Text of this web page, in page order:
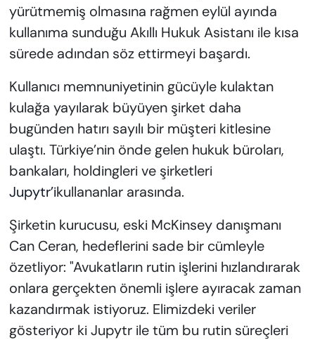
yürütmemiş olmasına rağmen eylül ayında
kullanıma sunduğu Akıllı Hukuk Asistanı ile kısa
sürede adından söz ettirmeyi başardı.
Kullanıcı memnuniyetinin gücüyle kulaktan
kulağa yayılarak büyüyen şirket daha
bugünden hatırı sayılı bir müşteri kitlesine
ulaştı. Türkiye’nin önde gelen hukuk büroları,
bankaları, holdingleri ve şirketleri
Jupytr’ikullananlar arasında.
Şirketin kurucusu, eski McKinsey danışmanı
Can Ceran, hedeflerini sade bir cümleyle
özetliyor: "Avukatların rutin işlerini hızlandırarak
onlara gerçekten önemli işlere ayıracak zaman
kazandırmak istiyoruz. Elimizdeki veriler
gösteriyor ki Jupytr ile tüm bu rutin süreçleri